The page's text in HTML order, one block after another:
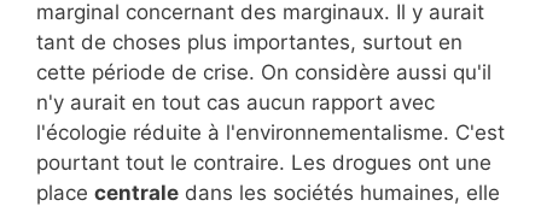
marginal concernant des marginaux. Il y aurait
tant de choses plus importantes, surtout en
cette période de crise. On considère aussi qu'il
n'y aurait en tout cas aucun rapport avec
l'écologie réduite à l'environnementalisme. C'est
pourtant tout le contraire. Les drogues ont une
place centrale dans les sociétés humaines, elle